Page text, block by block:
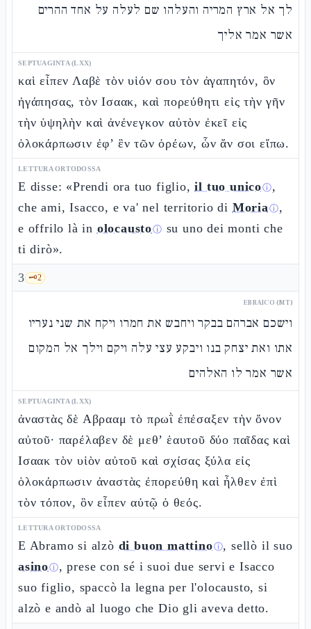
לך אל ארץ המריה והעלהו שם לעלה על אחד ההרים
אשר אמר אליך
SEPTUAGINTA (LXX)
καὶ εἶπεν Λαβὲ τὸν υἱόν σου τὸν ἀγαπητόν, ὃν
ἠγάπησας, τὸν Ισαακ, καὶ πορεύθητι εἰς τὴν γῆν
τὴν ὑψηλὴν καὶ ἀνένεγκον αὐτὸν ἐκεῖ εἰς
ὁλοκάρπωσιν ἐφ’ ἓν τῶν ὀρέων, ὧν ἄν σοι εἴπω.
LETTURA ORTODOSSA
E disse: «Prendi ora tuo figlio,il tuo unicoⓘ,
che ami, Isacco, e va' nel territorio di Moriaⓘ,
e offrilo là in olocaustoⓘ su uno dei monti che
ti dirò».
3 🗝️2
EBRAICO (MT)
וישכם אברהם בבקר ויחבש את חמרו ויקח את שני נעריו
אתו ואת יצחק בנו ויבקע עצי עלה ויקם וילך אל המקום
אשר אמר לו האלהים
SEPTUAGINTA (LXX)
ἀναστὰς δὲ Αβρααμ τὸ πρωῒ ἐπέσαξεν τὴν ὄνον
αὐτοῦ· παρέλαβεν δὲ μεθ’ ἑαυτοῦ δύο παῖδας καὶ
Ισαακ τὸν υἱὸν αὐτοῦ καὶ σχίσας ξύλα εἰς
ὁλοκάρπωσιν ἀναστὰς ἐπορεύθη καὶ ἦλθεν ἐπὶ
τὸν τόπον, ὃν εἶπεν αὐτῷ ὁ θεός.
LETTURA ORTODOSSA
E Abramo si alzò di buon mattinoⓘ, sellò il suo
asinoⓘ, prese con sé i suoi due servi e Isacco
suo figlio, spaccò la legna per l'olocausto, si
alzò e andò al luogo che Dio gli aveva detto.